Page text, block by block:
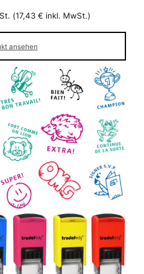
(17,43 € inkl. MwSt.)
ansehen